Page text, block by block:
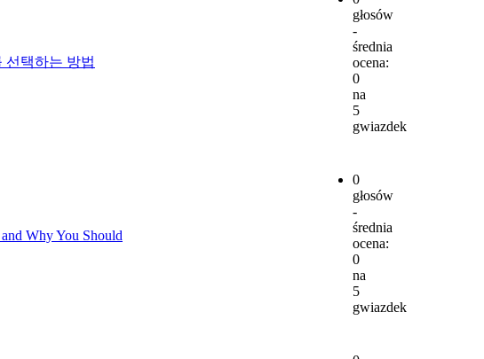
선택하는 방법
głosów
-
średnia
ocena:
0
na
5
gwiazdek
Why You Should
0
głosów
-
średnia
ocena:
0
na
5
gwiazdek